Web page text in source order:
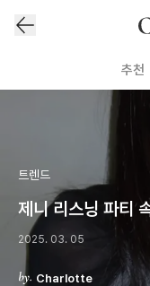
추천
트렌드
제니 리스닝 파티
2025. 03. 05
Charlotte